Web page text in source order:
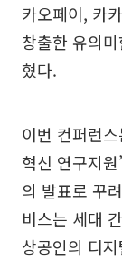
카오페이, 카
창출한 유의
혔다.
이번 컨퍼런
혁신 연구지
의 발표로 꾸
비스는 세대
상공인의 디